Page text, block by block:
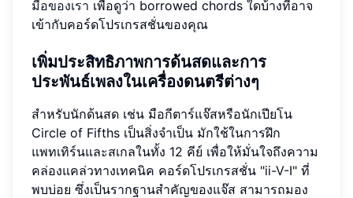
มือของเรา เพื่อดูว่า borrowed chords ใดบ้างที่อาจ
เข้ากับคอร์ดโปรเกรสชั่นของคุณ
เพิ่มประสิทธิภาพการด้นสดและการ
ประพันธ์เพลงในเครื่องดนตรีต่างๆ
สำหรับนักด้นสด เช่น มือกีตาร์แจ๊สหรือนักเปียโน
Circle of Fifths เป็นสิ่งจำเป็น มักใช้ในการฝึก
แพทเทิร์นและสเกลในทั้ง 12 คีย์ เพื่อให้มั่นใจถึงความ
คล่องแคล่วทางเทคนิค คอร์ดโปรเกรสชั่น "ii-V-I" ที่
พบบ่อย ซึ่งเป็นรากฐานสำคัญของแจ๊ส สามารถมอง